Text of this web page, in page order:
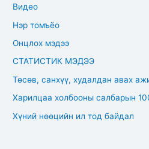
Видео
Нэр томъёо
Онцлох мэдээ
СТАТИСТИК МЭДЭЭ
Төсөв, санхүү, худалдан авах
Харилцаа холбооны салбарын
Хүний нөөцийн ил тод байдал